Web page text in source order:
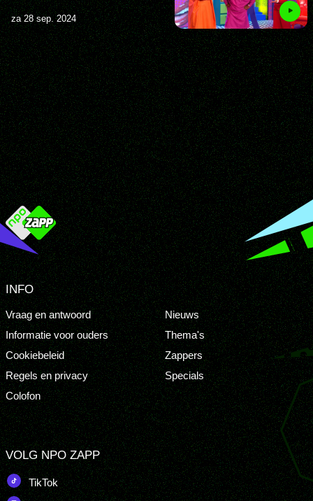
za 28 sep. 2024
INFO
Vraag en antwoord
Informatie voor ouders
Cookiebeleid
Regels en privacy
Colofon
Nieuws
Thema's
Zappers
Specials
VOLG NPO ZAPP
TikTok